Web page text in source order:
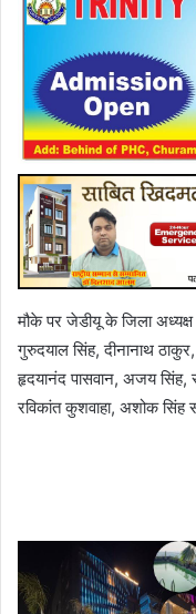
मौके पर जेडीयू के जिला अध्यक्ष
गुरुदयाल सिंह, दीनानाथ
हृदयानंद पासवान, अजय सिंह,
रविकांत कुशवाहा, अशोक सिंह